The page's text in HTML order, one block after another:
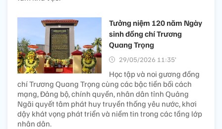
Tưởng niệm 120 năm Ngày
sinh đồng chí Trương
Quang Trọng
29/05/2026 11:35’
Học tập và noi gương đồng
chí Trương Quang Trọng cùng các bậc tiền bối cách
mạng, Đảng bộ, chính quyền, nhân dân tỉnh Quảng
Ngãi quyết tâm phát huy truyền thống yêu nước, khơi
dậy khát vọng phát triển và niềm tin trong các tầng lớp
nhân dân.